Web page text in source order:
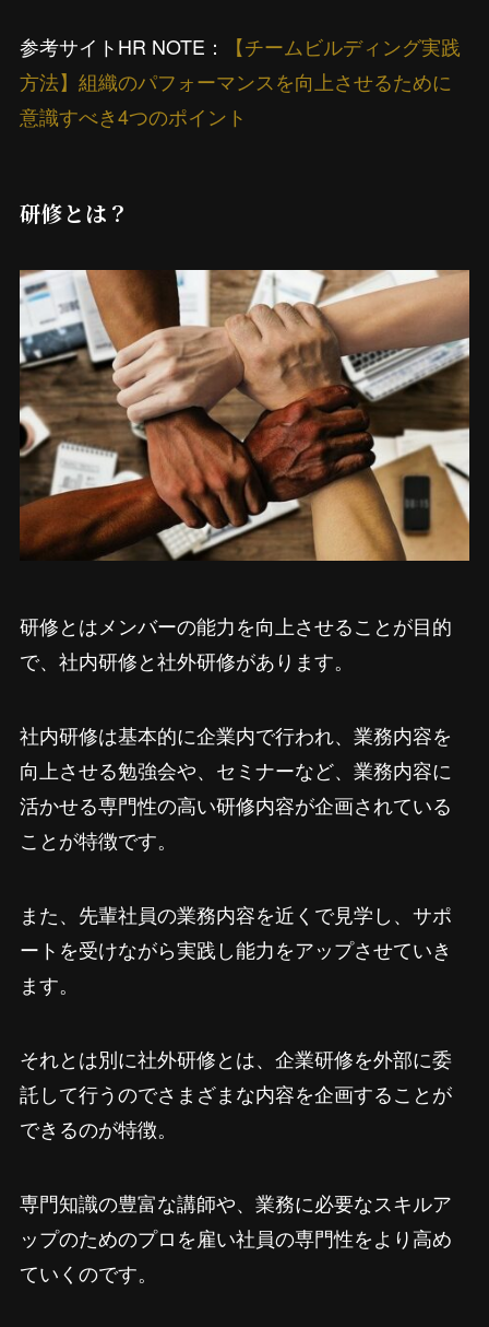
参考サイトHR NOTE：
【チームビルディング実践
方法】組織のパフォーマンスを向上させるために
意識すべき4つのポイント
研修とは？
研修とはメンバーの能力を向上させることが目的
で、社内研修と社外研修があります。
社内研修は基本的に企業内で行われ、業務内容を
向上させる勉強会や、セミナーなど、業務内容に
活かせる専門性の高い研修内容が企画されている
ことが特徴です。
また、先輩社員の業務内容を近くで見学し、サポ
ートを受けながら実践し能力をアップさせていき
ます。
それとは別に社外研修とは、企業研修を外部に委
託して行うのでさまざまな内容を企画することが
できるのが特徴。
専門知識の豊富な講師や、業務に必要なスキルア
ップのためのプロを雇い社員の専門性をより高め
ていくのです。